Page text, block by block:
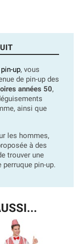
up, vous
de pin-up des
années 50,
ainsi que
les hommes,
à des
trouver une
pin-up.